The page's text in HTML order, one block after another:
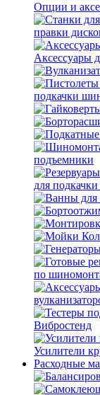
Опции и
правки
Аксессуары
подкачки
подъемники
для подкачки
по
Вибростенд
Усилители
Расходные